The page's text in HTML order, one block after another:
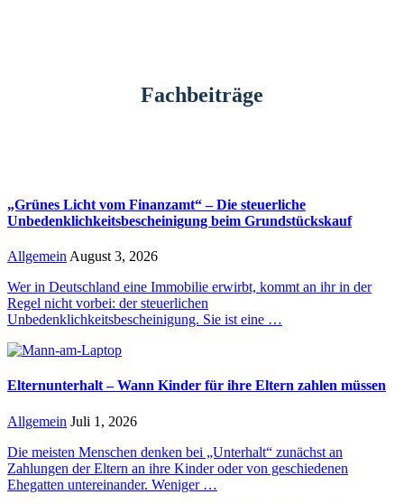
Fachbeiträge
„Grünes Licht vom Finanzamt“ – Die steuerliche
Unbedenklichkeitsbescheinigung beim Grundstückskauf
Allgemein August 3, 2026
Wer in Deutschland eine Immobilie erwirbt, kommt an ihr in der
Regel nicht vorbei: der steuerlichen
Unbedenklichkeitsbescheinigung. Sie ist eine …
Elternunterhalt – Wann Kinder für ihre Eltern zahlen müssen
Allgemein Juli 1, 2026
Die meisten Menschen denken bei „Unterhalt“ zunächst an
Zahlungen der Eltern an ihre Kinder oder von geschiedenen
Ehegatten untereinander. Weniger …